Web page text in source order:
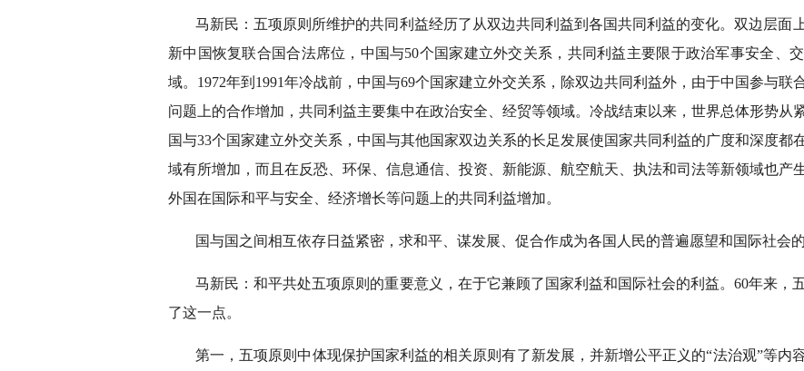
马新民：五项原则所维护的共同利益经历了从双边共同利益到各国共同利益的变化。双边层面
新中国恢复联合国合法席位，中国与50个国家建立外交关系，共同利益主要限于政治军事安全、
域。1972年到1991年冷战前，中国与69个国家建立外交关系，除双边共同利益外，由于中国参与联
问题上的合作增加，共同利益主要集中在政治安全、经贸等领域。冷战结束以来，世界总体形势从
国与33个国家建立外交关系，中国与其他国家双边关系的长足发展使国家共同利益的广度和深度都
域有所增加，而且在反恐、环保、信息通信、投资、新能源、航空航天、执法和司法等新领域也产
外国在国际和平与安全、经济增长等问题上的共同利益增加。
国与国之间相互依存日益紧密，求和平、谋发展、促合作成为各国人民的普遍愿望和国际社会
马新民：和平共处五项原则的重要意义，在于它兼顾了国家利益和国际社会的利益。60年来，
了这一点。
第一，五项原则中体现保护国家利益的相关原则有了新发展，并新增公平正义的“法治观”等内